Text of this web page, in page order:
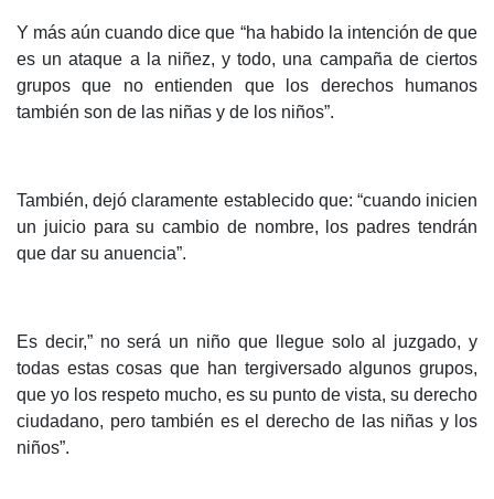
Y más aún cuando dice que “ha habido la intención de que
es un ataque a la niñez, y todo, una campaña de ciertos
grupos que no entienden que los derechos humanos
también son de las niñas y de los niños”.
También, dejó claramente establecido que: “cuando inicien
un juicio para su cambio de nombre, los padres tendrán
que dar su anuencia”.
Es decir,” no será un niño que llegue solo al juzgado, y
todas estas cosas que han tergiversado algunos grupos,
que yo los respeto mucho, es su punto de vista, su derecho
ciudadano, pero también es el derecho de las niñas y los
niños”.